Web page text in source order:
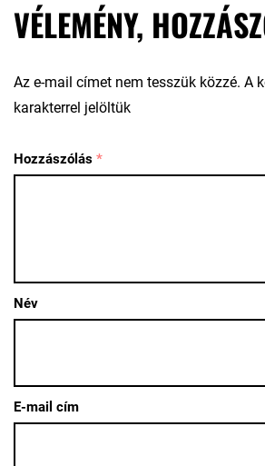
VÉLEMÉNY,
Az e-mail címet nem tesszük közzé. A
karakterrel jelöltük
Hozzászólás *
Név
E-mail cím